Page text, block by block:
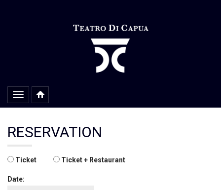
Alterar
navegação
RESERVATION
Ticket Ticket + Restaurant
Date: